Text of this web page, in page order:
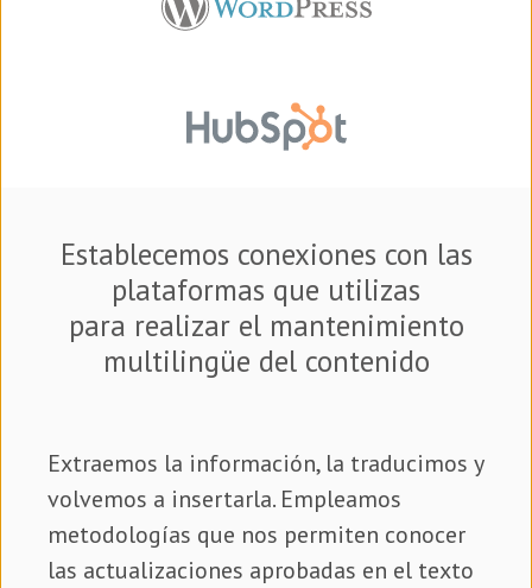
Establecemos conexiones con las
plataformas que utilizas
para realizar el mantenimiento
multilingüe del contenido
Extraemos la información, la traducimos y
volvemos a insertarla. Empleamos
metodologías que nos permiten conocer
las actualizaciones aprobadas en el texto